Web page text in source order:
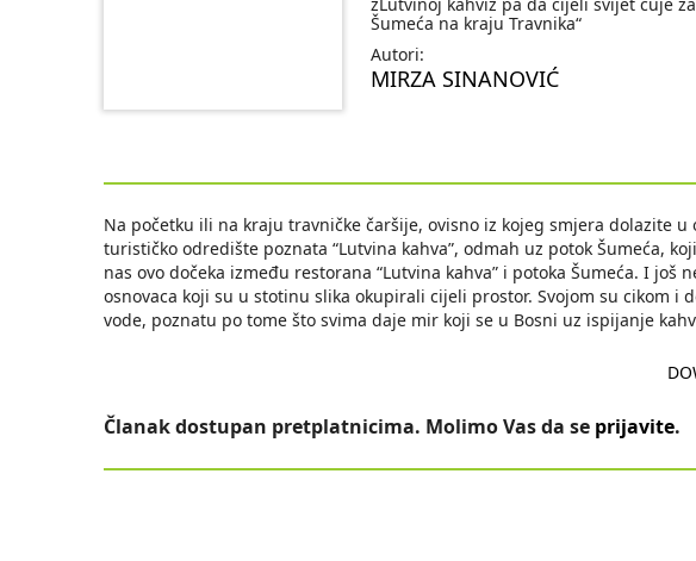
Šumeća na kraju Travnika“
Autori:
MIRZA SINANOVIĆ
Na početku ili na kraju travničke čaršije, ovisno iz kojeg smjera dolazite u
turističko odredište poznata “Lutvina kahva”, odmah uz potok Šumeća,
nas ovo dočeka između restorana “Lutvina kahva” i potoka Šumeća. I još
osnovaca koji su u stotinu slika okupirali cijeli prostor. Svojom su cikom i
vode, poznatu po tome što svima daje mir koji se u Bosni uz ispijanje
Članak dostupan pretplatnicima. Molimo Vas da se prijavite.